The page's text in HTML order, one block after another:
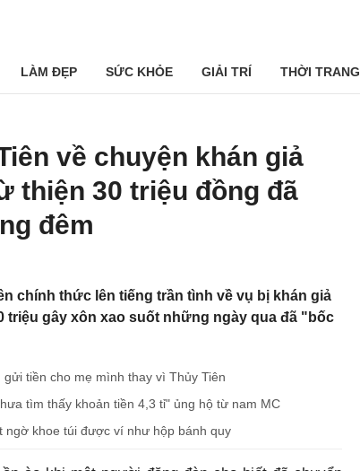
LÀM ĐẸP SỨC KHỎE GIẢI TRÍ THỜI TRANG
về chuyện khán giả
thiện 30 triệu đồng đã
đêm
chính thức lên tiếng trần tình về vụ bị khán giả
triệu gây xôn xao suốt những ngày qua đã "bốc
tiền cho mẹ mình thay vì Thủy Tiên
tìm thấy khoản tiền 4,3 tỉ" ủng hộ từ nam MC
ngờ khoe túi được ví như hộp bánh quy